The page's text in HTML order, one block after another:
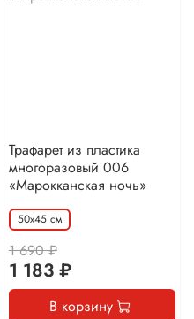
Трафарет из пластика
многоразовый 006
«Марокканская ночь»
50х45 см
1 690 ₽
1 183 ₽
В корзину